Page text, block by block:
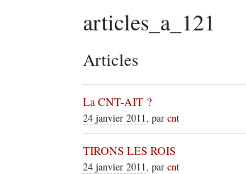
articles_a_121
Articles
La CNT-AIT ?
24 janvier 2011, par cnt
TIRONS LES ROIS
24 janvier 2011, par cnt